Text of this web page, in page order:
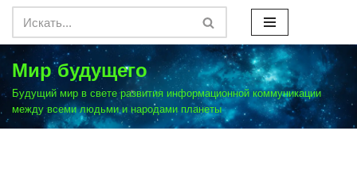
Перейти
к
содержимому
Мир будущего
Будущий мир в свете развития информационной коммуникации
между всеми людьми и народами планеты